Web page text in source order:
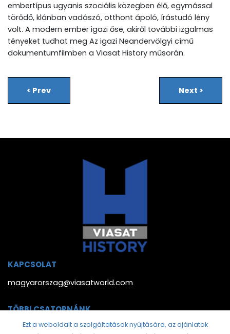
embertípus ugyanis szociális közegben élő, egymással
törődő, klánban vadászó, otthont ápoló, írástudó lény
volt. A modern ember igazi őse, akiről további izgalmas
tényeket tudhat meg Az igazi Neandervölgyi című
dokumentumfilmben a Viasat History műsorán.
< Prev Next >
KAPCSOLAT
magyarorszag@viasatworld.com
TÖBBI CSATORNÁNK
Ezt a weboldalt a szolgáltatások nyújtására, az ajánlatok